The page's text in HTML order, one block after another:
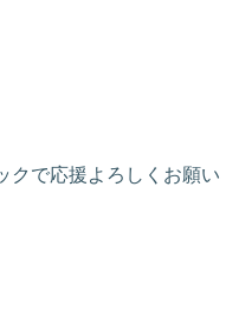
クで応援よろしくお願い